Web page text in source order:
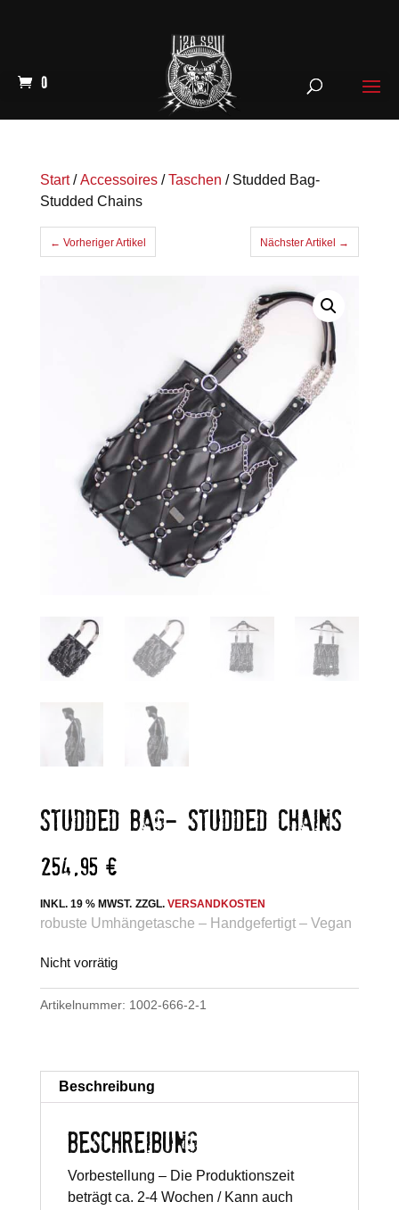
0
Start/Accessoires/Taschen / Studded Bag-
Studded Chains
← Vorheriger Artikel Nächster Artikel →
STUDDED BAG- STUDDED CHAINS
254,95 €
INKL. 19 % MWST. ZZGL. VERSANDKOSTEN
robuste Umhängetasche – Handgefertigt – Vegan
Nicht vorrätig
Artikelnummer: 1002-666-2-1
Beschreibung
BESCHREIBUNG
Vorbestellung – Die Produktionszeit
beträgt ca. 2-4 Wochen / Kann auch